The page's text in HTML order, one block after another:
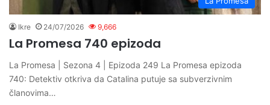
Ikre 24/07/2026 9,666
La Promesa 740 epizoda
La Promesa | Sezona 4 | Epizoda 249 La Promesa epizoda
740: Detektiv otkriva da Catalina putuje sa subverzivnim
članovima…